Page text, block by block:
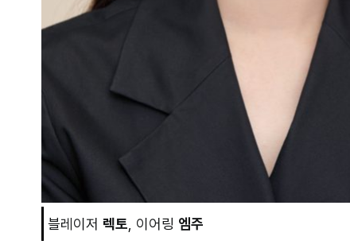
블레이저 렉토 , 이어링 엠주